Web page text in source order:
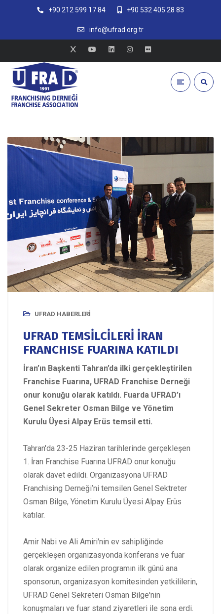
+90 212 599 17 84 +90 532 405 28 83
info@ufrad.org.tr
UFRAD HABERLERI
UFRAD TEMSİLCİLERİ İRAN
FRANCHISE FUARINA KATILDI
İran’ın Başkenti Tahran’da ilki gerçekleştirilen
Franchise Fuarına, UFRAD Franchise Derneği
onur konuğu olarak katıldı. Fuarda UFRAD’ı
Genel Sekreter Osman Bilge ve Yönetim
Kurulu Üyesi Alpay Erüs temsil etti.
Tahran'da 23-25 Haziran tarihlerinde gerçekleşen
1. İran Franchise Fuarına UFRAD onur konuğu
olarak davet edildi. Organizasyona UFRAD
Franchising Derneği’ni temsilen Genel Sektreter
Osman Bilge, Yönetim Kurulu Üyesi Alpay Erüs
katılar.
Amir Nabi ve Ali Amiri'nin ev sahipliğinde
gerçekleşen organizasyonda konferans ve fuar
olarak organize edilen programın ilk günü ana
sponsorun, organizasyon komitesinden yetkililerin,
UFRAD Genel Sekreteri Osman Bilge'nin
konuşmaları ve fuar stand ziyaretleri ile sona erdi.